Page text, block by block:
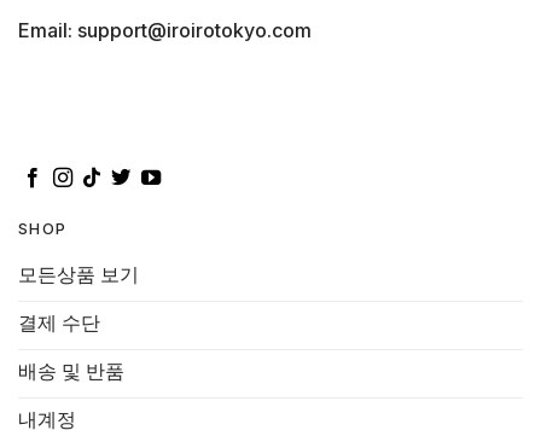
Email: support@iroirotokyo.com
SHOP
모든상품 보기
결제 수단
배송 및 반품
내계정